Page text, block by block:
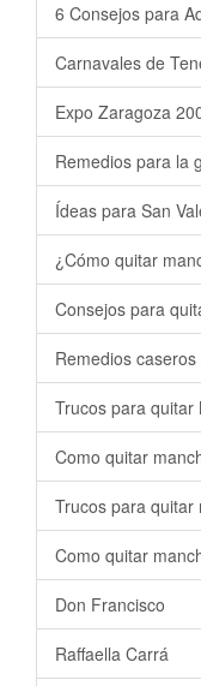
6 Consejos para
Carnavales de
Expo Zaragoza
Remedios para la
Ídeas para San
¿Cómo quitar
Consejos para
Remedios
Trucos para quitar
Como quitar
Trucos para
Como quitar
Don Francisco
Raffaella Carrá